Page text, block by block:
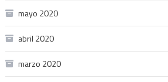
mayo 2020
abril 2020
marzo 2020